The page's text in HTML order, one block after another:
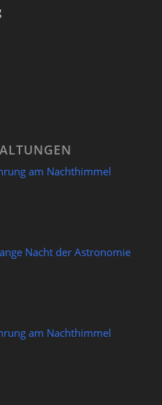
am Nachthimmel
Nacht der Astronomie
am Nachthimmel